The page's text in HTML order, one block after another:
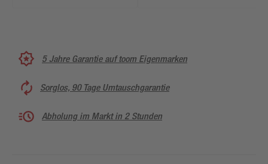
5 Jahre Garantie auf toom Eigenmarken
Sorglos, 90 Tage Umtauschgarantie
Abholung im Markt in 2 Stunden